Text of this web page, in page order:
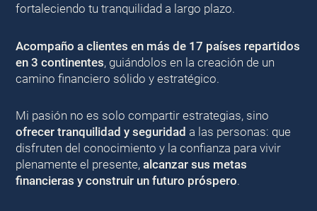
fortaleciendo tu tranquilidad a largo plazo.
Acompaño a clientes en más de 17 países repartidos
en 3 continentes, guiándolos en la creación de un
camino financiero sólido y estratégico.
Mi pasión no es solo compartir estrategias, sino
ofrecer tranquilidad y seguridad a las personas: que
disfruten del conocimiento y la confianza para vivir
plenamente el presente, alcanzar sus metas
financieras y construir un futuro próspero.